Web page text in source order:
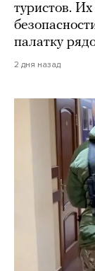
туристов.
палатку
2 дня назад